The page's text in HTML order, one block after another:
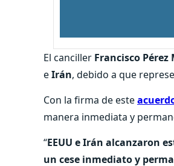
El canciller Francisco Pérez
eIrán, debido a que
Con la firma de este
manera inmediata y
“EEUU e Irán alcanzaron
un cese inmediato y